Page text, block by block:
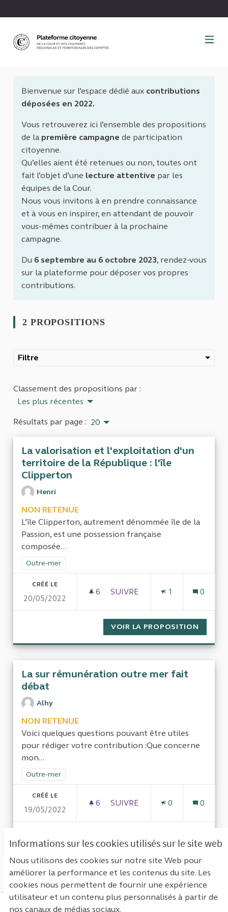
Informations sur les cookies utilisés sur le site web
Nous utilisons des cookies sur notre site Web pour
améliorer la performance et les contenus du site. Les
cookies nous permettent de fournir une expérience
utilisateur et un contenu plus personnalisés à partir de
nos canaux de médias sociaux.
Bienvenue sur l’espace dédié aux contributions
déposées en 2022.
Vous retrouverez ici l’ensemble des propositions
de la première campagne de participation
citoyenne.
Qu’elles aient été retenues ou non, toutes ont
fait l’objet d’une lecture attentive par les
équipes de la Cour.
Nous vous invitons à en prendre connaissance
et à vous en inspirer, en attendant de pouvoir
vous-mêmes contribuer à la prochaine
campagne.
Du 6 septembre au 6 octobre 2023, rendez-vous
sur la plateforme pour déposer vos propres
contributions.
2 PROPOSITIONS
Filtre
Classement des propositions par :
Les plus récentes
Résultats par page : 20
La valorisation et l'exploitation d'un
territoire de la République : l'île
Clipperton
Henri
NON RETENUE
L’île Clipperton, autrement dénommée île de la
Passion, est une possession française
composée...
Filtrer les résultats de la catégorie : Outre-mer
Outre-mer
CRÉÉ LE
20/05/2022
6 6 ABONNÉS
SUIVRE
1 0
VOIR LA PROPOSITION
La sur rémunération outre mer fait
débat
Alhy
NON RETENUE
Voici quelques questions pouvant être utiles
pour rédiger votre contribution :Que concerne
mon...
Filtrer les résultats de la catégorie : Outre-mer
Outre-mer
CRÉÉ LE
19/05/2022
6 6 ABONNÉS
SUIVRE
0 0
VOIR LA PROPOSITION LA
Voir toutes les propositions retirées